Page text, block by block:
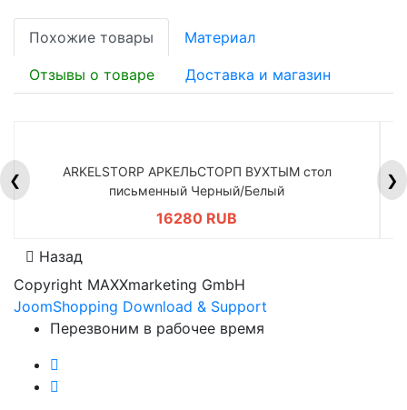
Похожие товары Материал
Отзывы о товаре Доставка и магазин
❮
ARKELSTORP АРКЕЛЬСТОРП ВУХТЫМ стол
письменный Черный/Белый
16280 RUB
❯
Назад
Copyright MAXXmarketing GmbH
JoomShopping Download & Support
Перезвоним в рабочее время